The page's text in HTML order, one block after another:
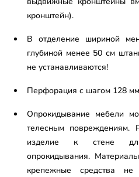
кронштейн).
В отделение шириной
глубиной менее 50 см
не устанавливаются!
Перфорация с шагом 128
Опрокидывание мебели
телесным повреждениям.
изделие к стене
опрокидывания.
крепежные средства не